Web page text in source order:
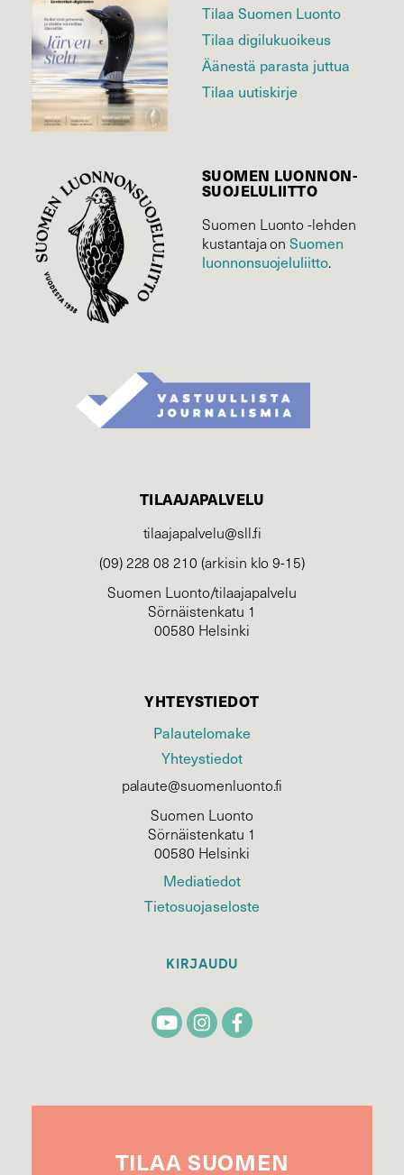
Tilaa Suomen Luonto
Tilaa digilukuoikeus
Äänestä parasta juttua
Tilaa uutiskirje
SUOMEN LUONNON­
SUOJELU­LIITTO
Suomen Luonto -lehden
kustantaja onSuomen
luonnonsuojelu­liitto.
TILAAJAPALVELU
tilaajapalvelu@sll.fi
(09) 228 08 210 (arkisin klo 9-15)
Suomen Luonto/tilaajapalvelu
Sörnäistenkatu 1
00580 Helsinki
YHTEYSTIEDOT
Palautelomake
Yhteystiedot
palaute@suomenluonto.fi
Suomen Luonto
Sörnäistenkatu 1
00580 Helsinki
Mediatiedot
Tietosuojaseloste
KIRJAUDU
TILAA SUOMEN